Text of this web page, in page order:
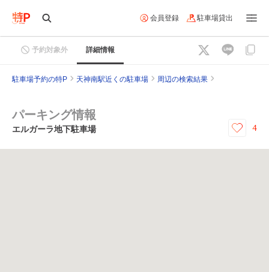
会員登録 駐車場貸出
予約対象外 詳細情報
駐車場予約の特P 天神南駅近くの駐車場 周辺の検索結果
パーキング情報
エルガーラ地下駐車場 4